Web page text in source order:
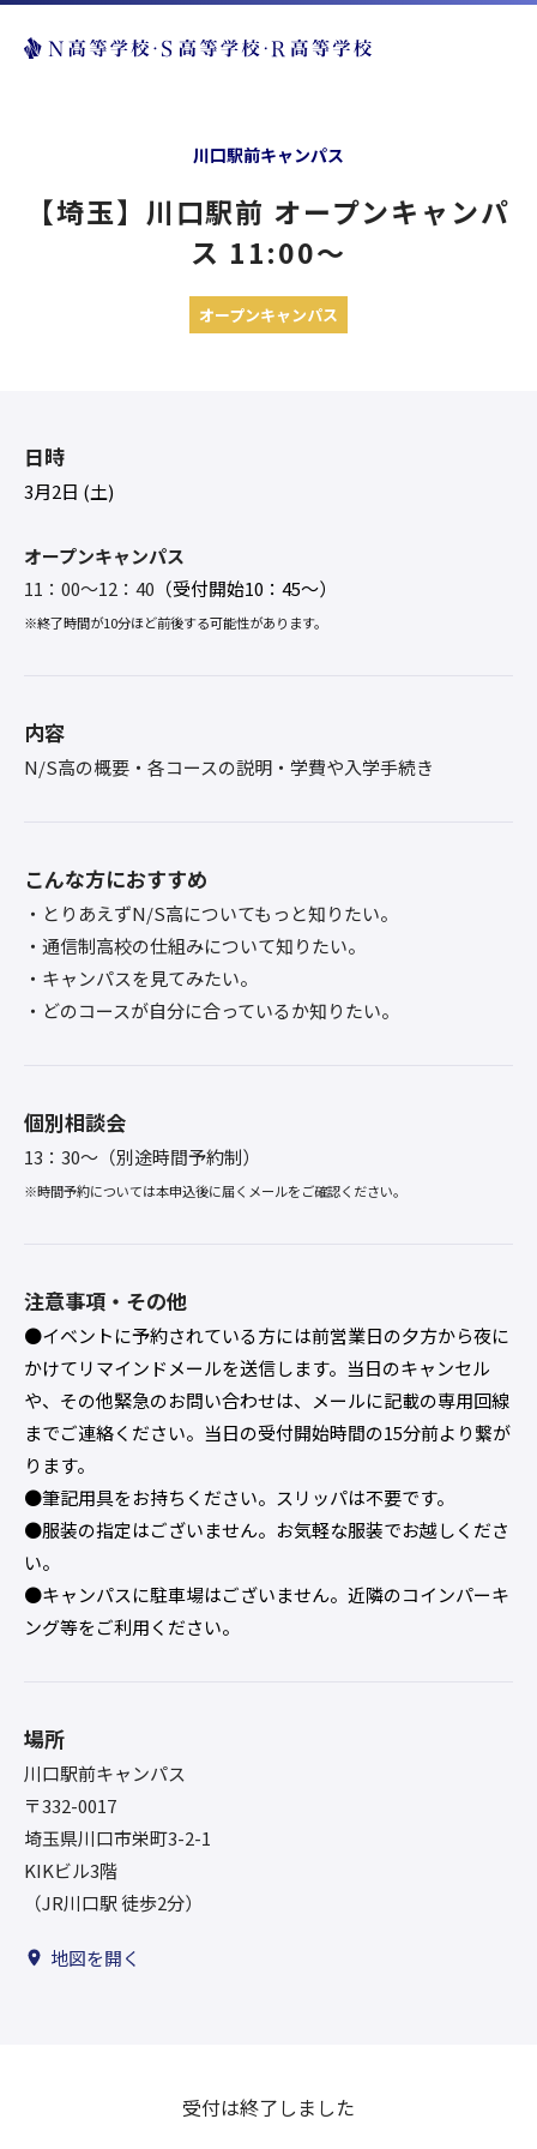
川口駅前キャンパス
【埼玉】川口駅前 オープンキャンパ
ス 11:00〜
オープンキャンパス
日時
3月2日 (土)
オープンキャンパス
11：00～12：40 （受付開始10：45〜）
※終了時間が10分ほど前後する可能性があります。
内容
N/S高の概要・各コースの説明・学費や入学手続き
こんな方におすすめ
・とりあえずN/S高についてもっと知りたい。
・通信制高校の仕組みについて知りたい。
・キャンパスを見てみたい。
・どのコースが自分に合っているか知りたい。
個別相談会
13：30～（別途時間予約制）
※時間予約については本申込後に届くメールをご確認ください。
注意事項・その他
●イベントに予約されている方には前営業日の夕方から夜に
かけてリマインドメールを送信します。当日のキャンセル
や、その他緊急のお問い合わせは、メールに記載の専用回線
までご連絡ください。当日の受付開始時間の15分前より繋が
ります。
●筆記用具をお持ちください。スリッパは不要です。
●服装の指定はございません。お気軽な服装でお越しくださ
い。
●キャンパスに駐車場はございません。近隣のコインパーキ
ング等をご利用ください。
場所
川口駅前キャンパス
〒332-0017
埼玉県川口市栄町3-2-1
KIKビル3階
地図を開く
受付は終了しました